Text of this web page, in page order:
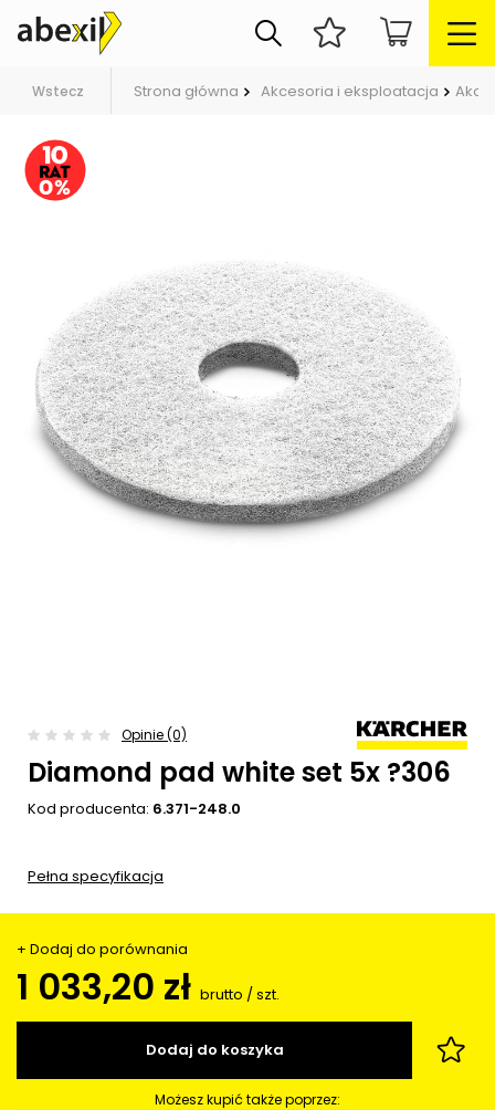
Wstecz Strona główna Akcesoria i eksploatacja
Opinie (0)
Diamond pad white set 5x ?306
Kod producenta: 6.371-248.0
Pełna specyfikacja
+ Dodaj do porównania
1 033,20 zł brutto /szt.
Dodaj do koszyka
Możesz kupić także poprzez: